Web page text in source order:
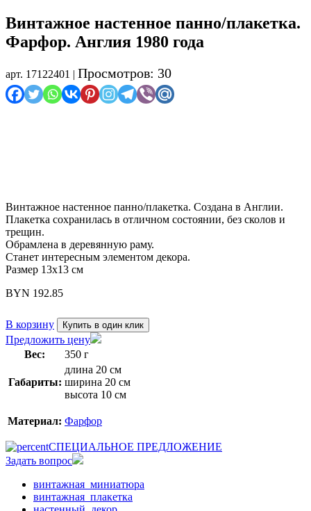
Винтажное настенное панно/плакетка.
Фарфор. Англия 1980 года
арт. 17122401 | Просмотров: 30
Винтажное настенное панно/плакетка. Создана в Англии.
Плакетка сохранилась в отличном состоянии, без сколов и
трещин.
Обрамлена в деревянную раму.
Станет интересным элементом декора.
Размер 13х13 см
BYN 192.85
В корзину Купить в один клик
Предложить цену
Вес:
350 г
Габариты:
длина 20 см
ширина 20 см
высота 10 см
Материал: Фарфор
СПЕЦИАЛЬНОЕ ПРЕДЛОЖЕНИЕ
Задать вопрос
винтажная_миниатюра
винтажная_плакетка